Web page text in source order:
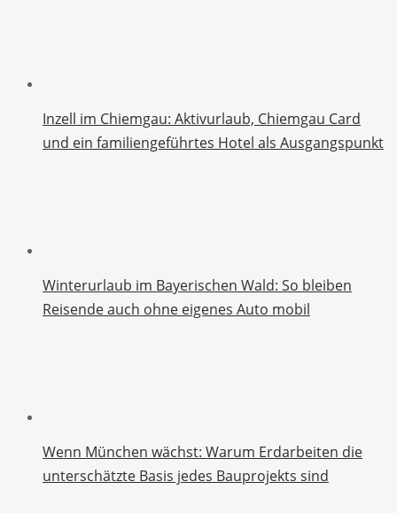
Inzell im Chiemgau: Aktivurlaub, Chiemgau Card
und ein familiengeführtes Hotel als Ausgangspunkt
Winterurlaub im Bayerischen Wald: So bleiben
Reisende auch ohne eigenes Auto mobil
Wenn München wächst: Warum Erdarbeiten die
unterschätzte Basis jedes Bauprojekts sind